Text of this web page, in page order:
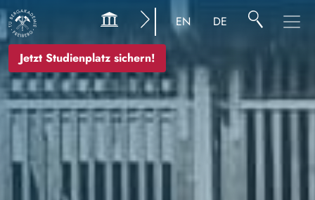
Jetzt Studienplatz sichern!
EN DE
Bild